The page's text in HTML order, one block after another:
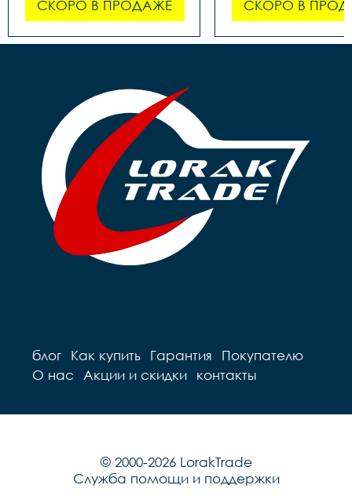
СКОРО В ПРОДАЖЕ СКОРО В
блог Как купить Гарантия
Покупателю
О нас
Акции и скидки контакты
© 2000-2026 LorakTrade
Служба помощи и поддержки